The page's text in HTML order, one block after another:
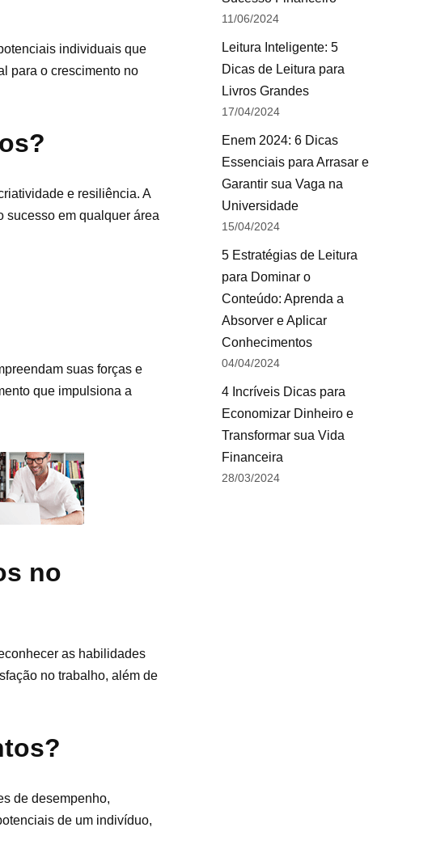
individuais que
para o crescimento no
e resiliência. A
sucesso em qualquer área
suas forças e
que impulsiona a
no
as habilidades
no trabalho, além de
de desempenho,
de um indivíduo,
11/06/2024
Leitura Inteligente: 5
Dicas de Leitura para
Livros Grandes
17/04/2024
Enem 2024: 6 Dicas
Essenciais para Arrasar e
Garantir sua Vaga na
Universidade
15/04/2024
5 Estratégias de Leitura
para Dominar o
Conteúdo: Aprenda a
Absorver e Aplicar
Conhecimentos
04/04/2024
4 Incríveis Dicas para
Economizar Dinheiro e
Transformar sua Vida
Financeira
28/03/2024